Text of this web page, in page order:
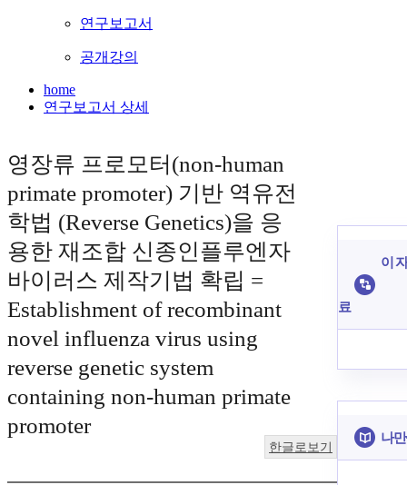
연구보고서
공개강의
home
연구보고서 상세
영장류 프로모터(non-human
primate promoter) 기반 역유전
학법 (Reverse Genetics)을 응
용한 재조합 신종인플루엔자
바이러스 제작기법 확립 =
Establishment of recombinant
novel influenza virus using
reverse genetic system
containing non-human primate
promoter
한글로보기
이
료
나